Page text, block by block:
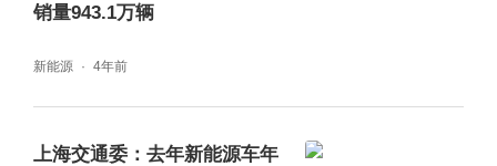
销量943.1万辆
新能源 4年前
上海交通委：去年新能源车年